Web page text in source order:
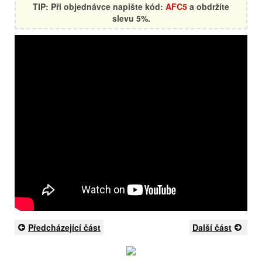
TIP: Při objednávce napište kód: AFC5 a obdržíte
slevu 5%.
Předcházející část Další část